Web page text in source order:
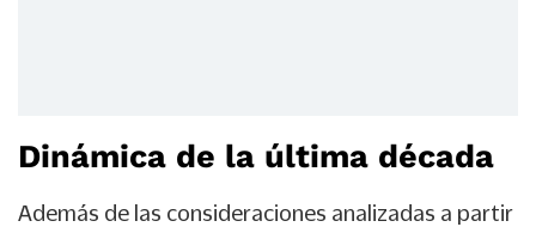
Dinámica de la última década
Además de las consideraciones analizadas a partir